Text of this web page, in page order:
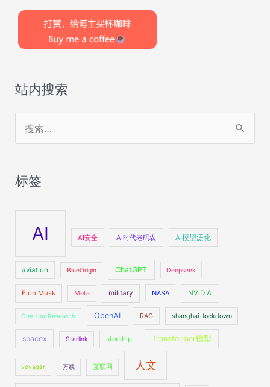
站内搜索
索
标签
AI AI安全 AI时代老码农 AI模型泛化
aviation BlueOrigin ChatGPT Deepseek
Elon Musk Meta military NASA NVIDIA
OneHourResearch OpenAI RAG shanghai-lockdown
spacex Starlink starship Transformer模型
voyager 万载 互联网 人文